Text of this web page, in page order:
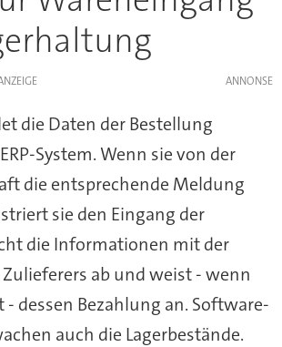
die Daten der Bestellung
System. Wenn sie von der
die entsprechende Meldung
sie den Eingang der
die Informationen mit der
ab und weist - wenn
- dessen Bezahlung an. Software-
auch die Lagerbestände.